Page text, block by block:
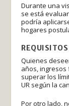
Durante una
se está
podría
hogares
Quienes
años, ingresos
superar los
UR según la
Por otro lado,